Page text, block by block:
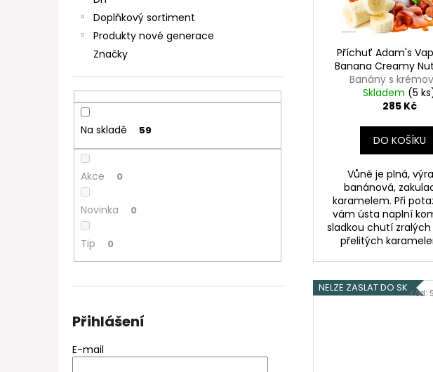
Doplňkový sortiment
Produkty nové generace
Značky
Na skladě 59
Akce 0
Novinka 0
Tip 0
Přihlášení
E-mail
Příchuť Adam's
Banana Creamy
Banány s
karamelem a
Skladem (5
285 Kč
DO KOŠÍKU
Vůně je plná,
banánová,
karamelem. Při
vám ústa naplní
sladkou chutí
přelitých
NELZE ZASLAT DO SK Kód:
DEKANG DESERT SHIP 10ML 11MG
154 Kč
Původně: 195 Kč
DEKANG DESERT SHIP
155 Kč
Původně: 195 Kč